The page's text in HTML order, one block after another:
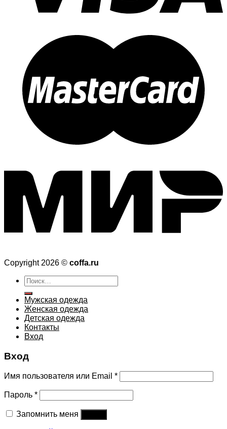
Copyright 2026 © coffa.ru
Искать:
Мужская одежда
Женская одежда
Детская одежда
Контакты
Вход
Вход
Имя пользователя или Email *
Пароль *
Запомнить меня